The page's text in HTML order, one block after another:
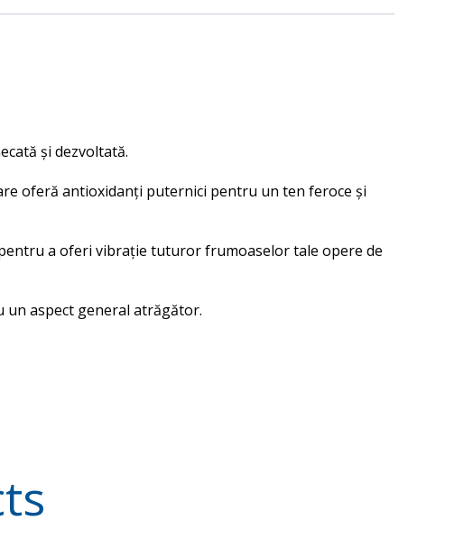
și dezvoltată.
oferă antioxidanți puternici pentru un ten feroce și
a oferi vibrație tuturor frumoaselor tale opere de
aspect general atrăgător.